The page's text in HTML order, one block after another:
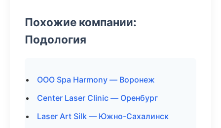
Похожие компании:
Подология
ООО Spa Harmony — Воронеж
Center Laser Clinic — Оренбург
Laser Art Silk — Южно-Сахалинск